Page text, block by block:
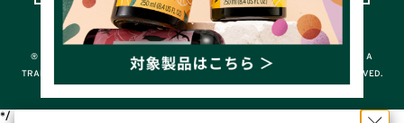
© THE BODY SHOP INTERNATIONAL LIMITED
® A REGISTERED TRADEMARK OF THE BODY SHOP INTERNATIONAL LIMITED; A
TRADEMARK OF THE BODY SHOP INTERNATIONAL LIMITED ALL RIGHTS RESERVED.
*/